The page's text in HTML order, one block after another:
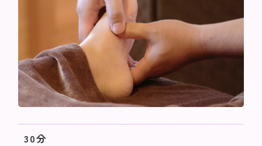
30分